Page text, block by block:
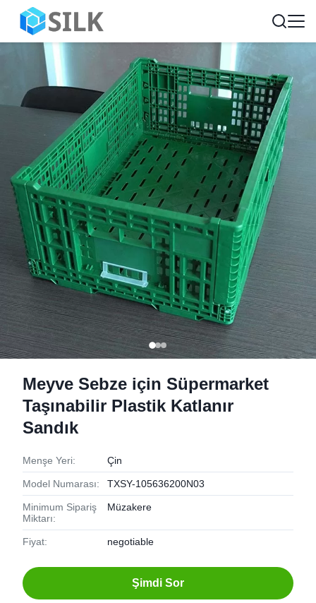
Meyve Sebze için Süpermarket
Taşınabilir Plastik Katlanır
Sandık
Menşe Yeri: Çin
Model Numarası: TXSY-105636200N03
Minimum Sipariş
Miktarı:
Müzakere
Fiyat: negotiable
Şimdi Sor